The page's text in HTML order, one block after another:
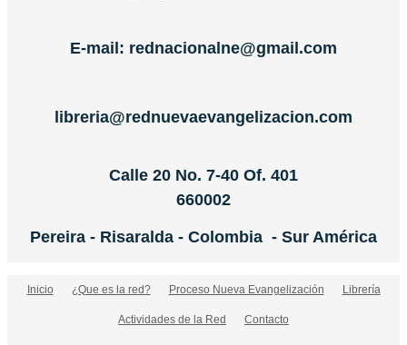
E-mail: rednacionalne@gmail.com
libreria@rednuevaevangelizacion.com
Calle 20 No. 7-40 Of. 401
660002
Pereira - Risaralda - Colombia - Sur América
Inicio ¿Que es la red? Proceso Nueva Evangelización Librería
Actividades de la Red Contacto